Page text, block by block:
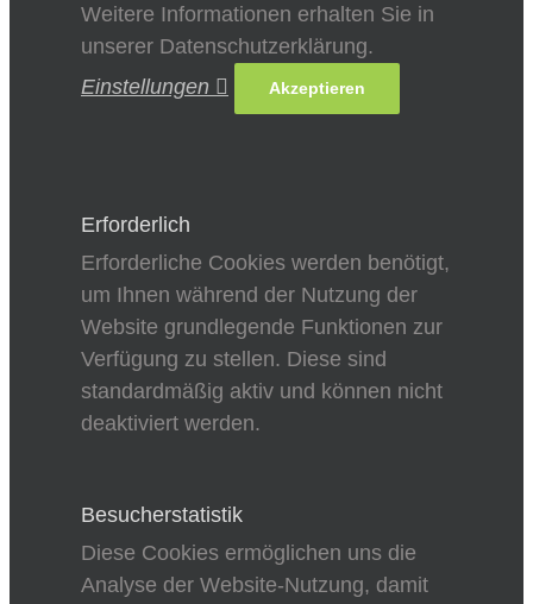
Weitere Informationen erhalten Sie in
unserer Datenschutzerklärung.
Einstellungen
Akzeptieren
Erforderlich
Erforderliche Cookies werden benötigt,
um Ihnen während der Nutzung der
Website grundlegende Funktionen zur
Verfügung zu stellen. Diese sind
standardmäßig aktiv und können nicht
deaktiviert werden.
Besucherstatistik
Diese Cookies ermöglichen uns die
Analyse der Website-Nutzung, damit